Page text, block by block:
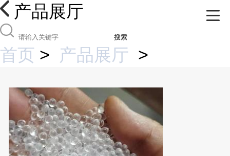
产品展厅
搜索
首页 > 产品展厅 >